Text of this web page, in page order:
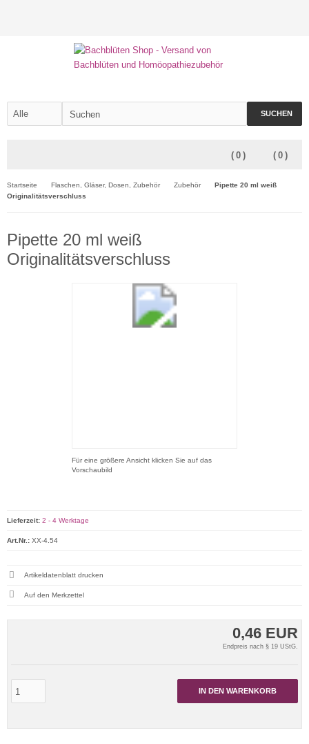
SUCHEN
( 0 )
( 0 )
Startseite Flaschen, Gläser, Dosen, Zubehör Zubehör
Pipette 20 ml weiß
Originalitätsverschluss
Pipette 20 ml weiß
Originalitätsverschluss
Für eine größere Ansicht klicken Sie auf das
Vorschaubild
0,46 EUR
Endpreis nach § 19 UStG.
IN DEN WARENKORB
Lieferzeit: 2 - 4 Werktage
Art.Nr.: XX-4.54
Artikeldatenblatt drucken